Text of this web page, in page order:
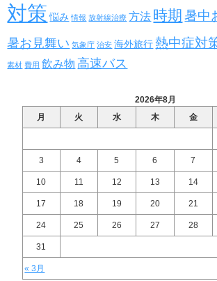
対策 悩み 情報 放射線治療 方法 時期 暑中
暑お見舞い 気象庁 治安 海外旅行 熱中症対
素材 費用 飲み物 高速バス
2026年8月
月
火 水 木 金
« 3月
3 4 5 6 7
10 11 12 13 14
17 18 19 20 21
24 25 26 27 28
31